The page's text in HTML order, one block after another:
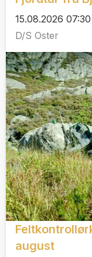
15.08.2026
D/S Oster
august